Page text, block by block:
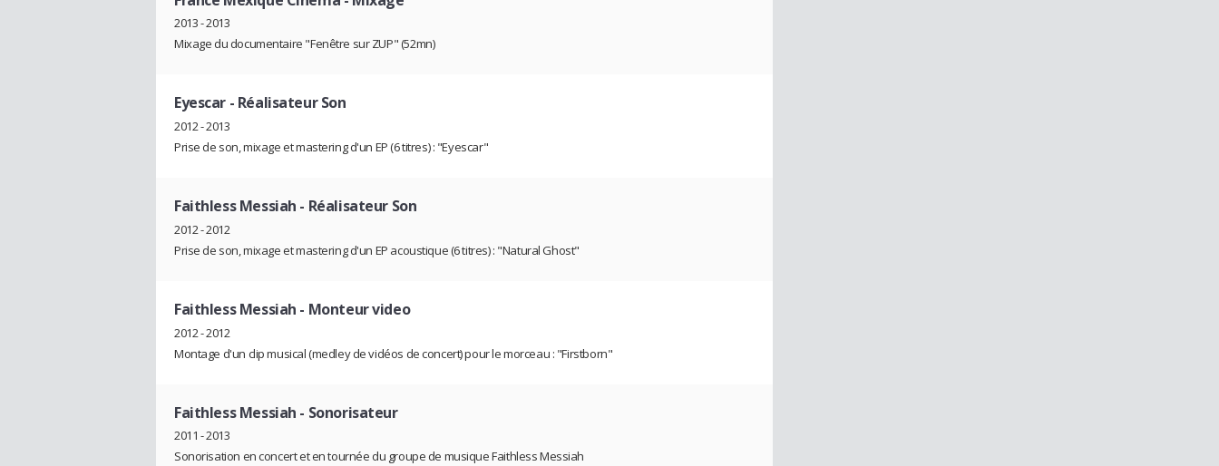
2013 - 2013
Mixage du documentaire "Fenêtre sur ZUP" (52mn)
Eyescar - Réalisateur Son
2012 - 2013
Prise de son, mixage et mastering d'un EP (6 titres) : "Eyescar"
Faithless Messiah - Réalisateur Son
2012 - 2012
Prise de son, mixage et mastering d'un EP acoustique (6 titres) : "Natural Ghost"
Faithless Messiah - Monteur video
2012 - 2012
Montage d'un clip musical (medley de vidéos de concert) pour le morceau : "Firstborn"
Faithless Messiah - Sonorisateur
2011 - 2013
Sonorisation en concert et en tournée du groupe de musique Faithless Messiah